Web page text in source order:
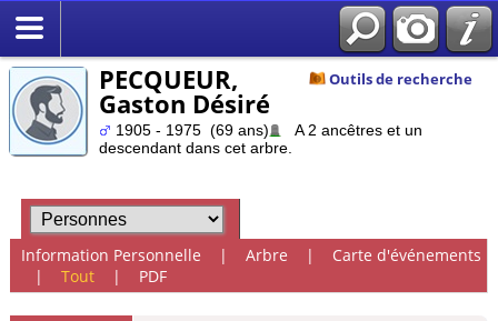
Outils de recherche
PECQUEUR,
Gaston Désiré
1905 - 1975 (69 ans)
A 2 ancêtres et un
descendant dans cet arbre.
Information Personnelle | Arbre | Carte d'événements
| Tout| PDF